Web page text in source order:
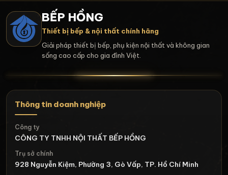
BẾP HỒNG
Thiết bị bếp & nội thất chính hãng
Giải pháp thiết bị bếp, phụ kiện nội thất và không gian
sống cao cấp cho gia đình Việt.
Thông tin doanh nghiệp
Công ty
CÔNG TY TNHH NỘI THẤT BẾP HỒNG
Trụ sở chính
928 Nguyễn Kiệm, Phường 3, Gò Vấp, TP. Hồ Chí Minh